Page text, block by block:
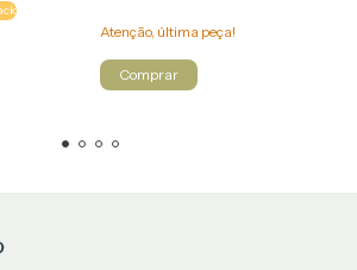
Atenção, última peça!